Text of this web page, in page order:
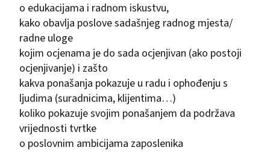
o edukacijama i radnom iskustvu,
kako obavlja poslove sadašnjeg radnog mjesta/
radne uloge
kojim ocjenama je do sada ocjenjivan (ako postoji
ocjenjivanje) i zašto
kakva ponašanja pokazuje u radu i ophođenju s
ljudima (suradnicima, klijentima…)
koliko pokazuje svojim ponašanjem da podržava
vrijednosti tvrtke
o poslovnim ambicijama zaposlenika